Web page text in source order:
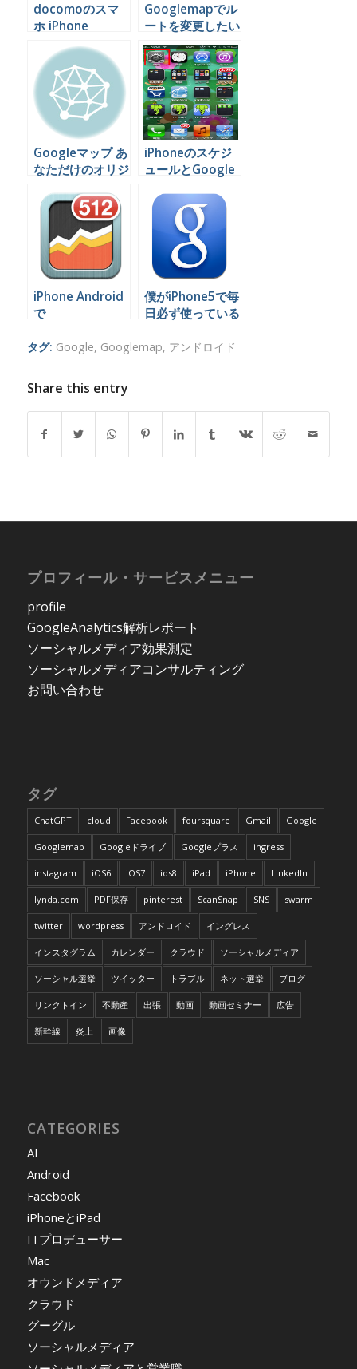
docomoのスマ
ホ iPhone
Android をSIMフ
リーにする手順
Googlemapでル
ートを変更したい
時は
Googleマップ あ
なただけのオリジ
みよう
iPhoneのスケジ
ュールとGoogle
する
iPhone Android
で
を確認できるアプ
僕がiPhone5で毎
日必ず使っている
ービスと便利な関
タグ: Google, Googlemap, アンドロイド
Share this entry
プロフィール・サービスメニュー
profile
GoogleAnalytics解析レポート
ソーシャルメディア効果測定
ソーシャルメディアコンサルティング
お問い合わせ
タグ
ChatGPT cloud Facebook foursquare Gmail Google
Googlemap Googleドライブ Googleプラス ingress
instagram iOS6 iOS7 ios8 iPad iPhone LinkedIn
lynda.com PDF保存 pinterest ScanSnap SNS swarm
twitter wordpress アンドロイド イングレス
インスタグラム カレンダー クラウド ソーシャルメディア
ソーシャル選挙 ツイッター トラブル ネット選挙 ブログ
リンクトイン 不動産 出張 動画 動画セミナー 広告
新幹線 炎上 画像
CATEGORIES
AI
Android
Facebook
iPhoneとiPad
ITプロデューサー
Mac
オウンドメディア
クラウド
グーグル
ソーシャルメディア